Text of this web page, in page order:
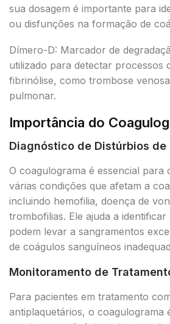
sua dosagem é importante para
ou disfunções na formação de
Dímero-D: Marcador de
utilizado para detectar processos
fibrinólise, como trombose
pulmonar.
Importância do
Diagnóstico de Distúrbios de
O coagulograma é essencial para
várias condições que afetam a
incluindo hemofilia, doença de
trombofilias. Ele ajuda a
podem levar a sangramentos
de coágulos sanguíneos
Monitoramento de
Para pacientes em tratamento
antiplaquetários, o coagulograma